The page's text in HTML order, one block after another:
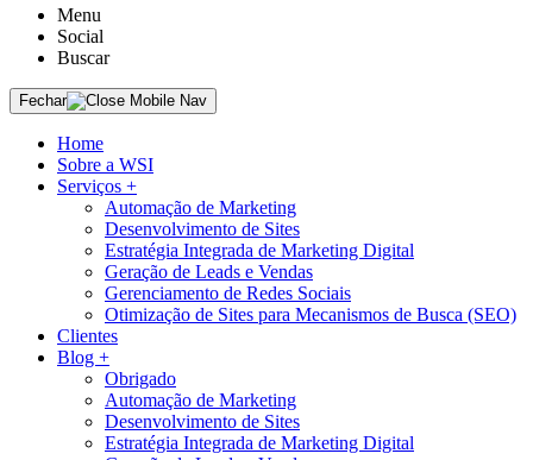
Menu
Social
Buscar
Fechar
Home
Sobre a WSI
Serviços +
Automação de Marketing
Desenvolvimento de Sites
Estratégia Integrada de Marketing Digital
Geração de Leads e Vendas
Gerenciamento de Redes Sociais
Otimização de Sites para Mecanismos de Busca (SEO)
Clientes
Blog +
Obrigado
Automação de Marketing
Desenvolvimento de Sites
Estratégia Integrada de Marketing Digital